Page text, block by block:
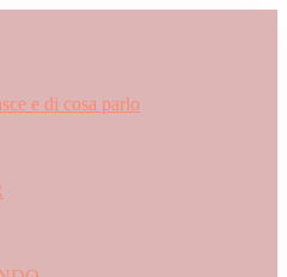
e di cosa parlo